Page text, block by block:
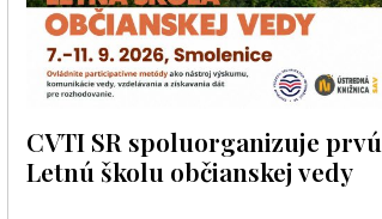
CVTI SR spoluorganizuje prvú
Letnú školu občianskej vedy